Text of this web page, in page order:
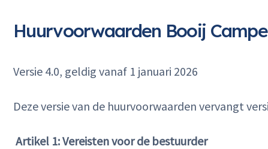
Huurvoorwaarden Booij
Versie 4.0, geldig vanaf 1 januari 2026
Deze versie van de huurvoorwaarden vervangt
Artikel 1: Vereisten voor de bestuurder